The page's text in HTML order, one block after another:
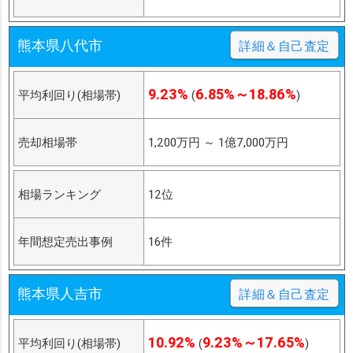
熊本県八代市 詳細＆自己査定
平均利回り(相場帯) 9.23% (6.85%～18.86%)
売却相場帯 1,200万円 ～ 1億7,000万円
相場ランキング 12位
年間想定売出事例 16件
熊本県人吉市 詳細＆自己査定
平均利回り(相場帯) 10.92% (9.23%～17.65%)